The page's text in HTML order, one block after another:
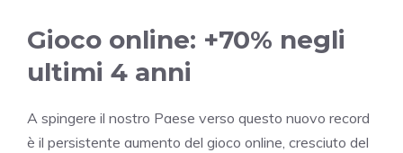
Gioco online: +70% negli
ultimi 4 anni
A spingere il nostro Paese verso questo nuovo record
è il persistente aumento del gioco online, cresciuto del